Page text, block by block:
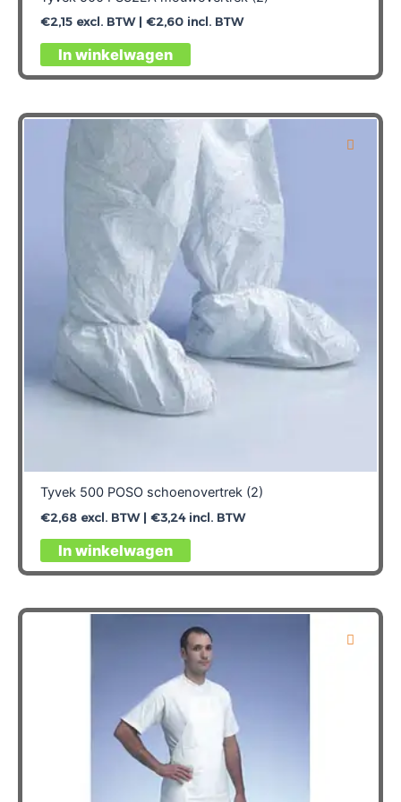
€2,15excl. BTW | €2,60incl. BTW
In winkelwagen
Dit
product
meerdere
variaties.
Deze
optie
kan
gekozen
worden
op
de
productpagina
Tyvek 500 POSO schoenovertrek (2)
€2,68excl. BTW | €3,24incl. BTW
In winkelwagen
Dit
product
meerdere
variaties.
Deze
optie
kan
gekozen
worden
de
productpagina